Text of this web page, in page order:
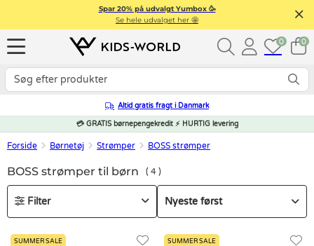
Spar 20% på udvalgt Yumbox 🥳
Se hele udvalget her 🤩
0 0
Altid gratis fragt i Danmark
💳 GRATIS børnepengekredit ⚡ HURTIG levering
Forside Børnetøj Strømper BOSS strømper
BOSS strømper til børn 4
Filter
SUMMER SALE SUMMER SALE